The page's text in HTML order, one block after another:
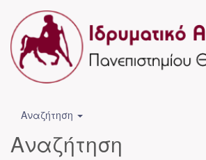
Αναζήτηση
Αναζήτηση